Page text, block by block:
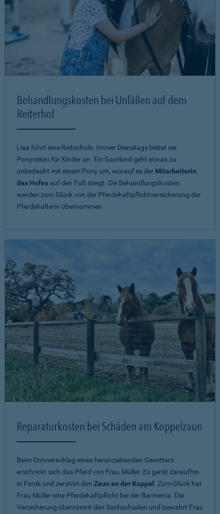
Behandlungskosten bei Unfällen auf dem
Reiterhof
Lisa führt eine Reitschule. Immer Dienstags bietet sie
Ponyreiten für Kinder an. Ein Gastkind geht etwas zu
unbedacht mit einem Pony um, worauf es der Mitarbeiterin
des Hofes auf den Fuß steigt. Die Behandlungskosten
werden zum Glück von der Pferdehaftpflichtversicherung der
Pferdehalterin übernommen.
Reparaturkosten bei Schäden am Koppelzaun
Beim Donnerschlag eines heranziehenden Gewitters
erschrickt sich das Pferd von Frau Müller. Es gerät daraufhin
in Panik und zerstört den Zaun an der Koppel . Zum Glück hat
Frau Müller eine Pferdehaftpflicht bei der Barmenia. Die
Versicherung übernimmt den Sachschaden und bewahrt Frau